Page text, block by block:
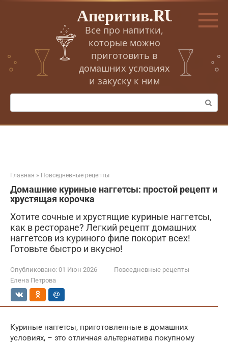
Перейти
Аперитив.RU
Все про напитки,
которые можно
приготовить в
домашних условиях
и закуску к ним
Поиск:
Главная » Повседневные рецепты
Домашние куриные наггетсы: простой рецепт и
хрустящая корочка
Хотите сочные и хрустящие куриные наггетсы,
как в ресторане? Легкий рецепт домашних
наггетсов из куриного филе покорит всех!
Готовьте быстро и вкусно!
Опубликовано: 01 Июн 2026
Повседневные рецепты
Елена Петрова
Куриные наггетсы, приготовленные в домашних
условиях, – это отличная альтернатива покупному